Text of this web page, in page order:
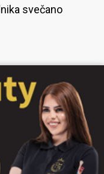
svečano